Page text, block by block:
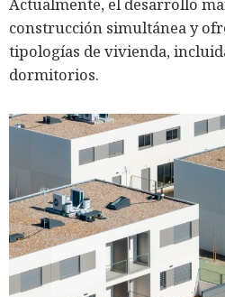
Actualmente, el desarrollo
construcción simultánea y
tipologías de vivienda,
dormitorios.